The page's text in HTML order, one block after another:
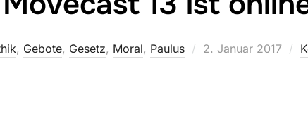
, Gebote, Gesetz, Moral, Paulus
Veröffentlicht
2. Januar 2017